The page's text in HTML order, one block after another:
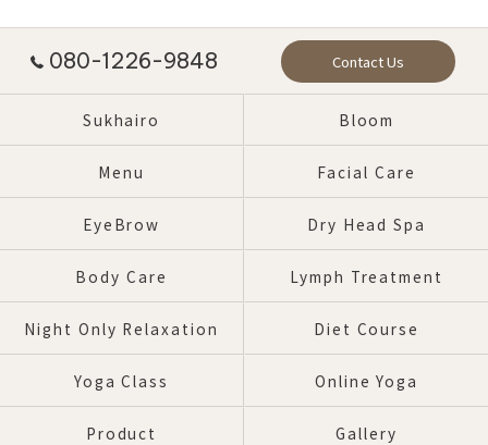
080-1226-9848 Contact Us
Sukhairo Bloom
Menu Facial Care
EyeBrow Dry Head Spa
Body Care Lymph Treatment
Night Only Relaxation Diet Course
Yoga Class Online Yoga
Product Gallery